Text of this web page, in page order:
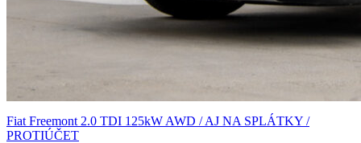
Fiat Freemont 2.0 TDI 125kW AWD / AJ NA SPLÁTKY /
PROTIÚČET